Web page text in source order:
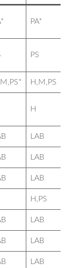
PA*
PS
H,M,PS
H
LAB
LAB
LAB
H,PS
LAB
LAB
LAB